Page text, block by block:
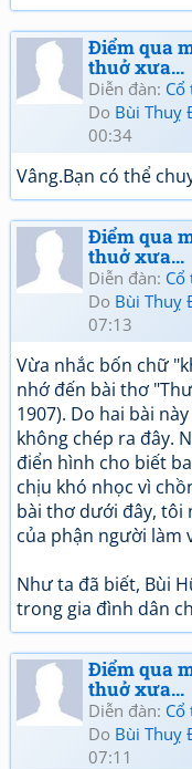
Điểm qua
thuở xưa...
Diễn đàn: Cổ
Do Bùi Thuỵ
00:34
Vâng.Bạn có thể
Điểm qua
thuở xưa...
Diễn đàn: Cổ
Do Bùi Thuỵ
07:13
Vừa nhắc bốn chữ
nhớ đến bài thơ
1907). Do hai bài
không chép ra đây.
điển hình cho biết
chịu khó nhọc vì
bài thơ dưới đây, tôi
của phận người làm
Như ta đã biết, Bùi
trong gia đình dân
Điểm qua
thuở xưa...
Diễn đàn: Cổ
Do Bùi Thuỵ
07:11